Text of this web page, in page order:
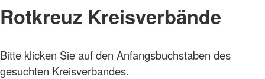
Rotkreuz Kreisverbände
Bitte klicken Sie auf den Anfangsbuchstaben des
gesuchten Kreisverbandes.